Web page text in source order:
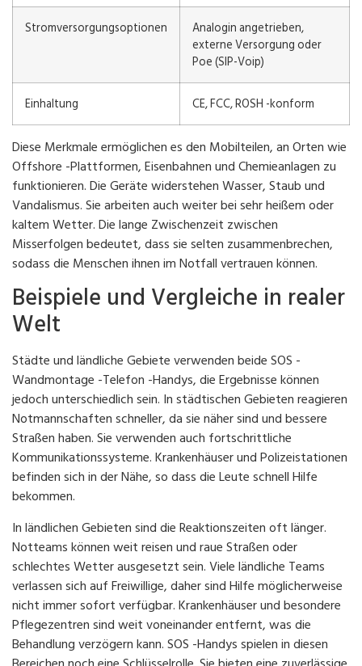
Stromversorgungsoptionen
Analogin angetrieben,
externe Versorgung oder
Poe (SIP-Voip)
Einhaltung CE, FCC, ROSH -konform
Diese Merkmale ermöglichen es den Mobilteilen, an Orten wie
Offshore -Plattformen, Eisenbahnen und Chemieanlagen zu
funktionieren. Die Geräte widerstehen Wasser, Staub und
Vandalismus. Sie arbeiten auch weiter bei sehr heißem oder
kaltem Wetter. Die lange Zwischenzeit zwischen
Misserfolgen bedeutet, dass sie selten zusammenbrechen,
sodass die Menschen ihnen im Notfall vertrauen können.
Beispiele und Vergleiche in realer
Welt
Städte und ländliche Gebiete verwenden beide SOS -
Wandmontage -Telefon -Handys, die Ergebnisse können
jedoch unterschiedlich sein. In städtischen Gebieten reagieren
Notmannschaften schneller, da sie näher sind und bessere
Straßen haben. Sie verwenden auch fortschrittliche
Kommunikationssysteme. Krankenhäuser und Polizeistationen
befinden sich in der Nähe, so dass die Leute schnell Hilfe
bekommen.
In ländlichen Gebieten sind die Reaktionszeiten oft länger.
Notteams können weit reisen und raue Straßen oder
schlechtes Wetter ausgesetzt sein. Viele ländliche Teams
verlassen sich auf Freiwillige, daher sind Hilfe möglicherweise
nicht immer sofort verfügbar. Krankenhäuser und besondere
Pflegezentren sind weit voneinander entfernt, was die
Behandlung verzögern kann. SOS -Handys spielen in diesen